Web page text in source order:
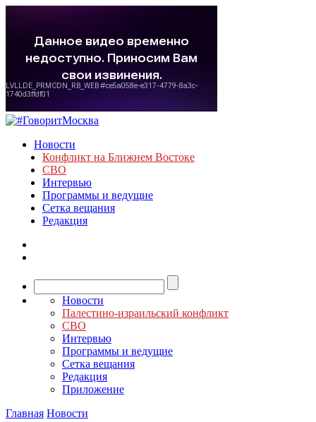
Новости
Конфликт на Ближнем Востоке
СВО
Интервью
Программы и ведущие
Сетка вещания
Редакция
Новости
Палестино-израильский конфликт
СВО
Интервью
Программы и ведущие
Сетка вещания
Редакция
Приложение
Главная Новости